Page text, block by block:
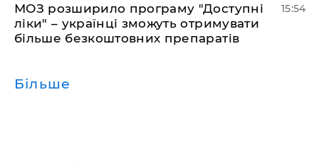
МОЗ розширило програму "Доступні
ліки" – українці зможуть отримувати
більше безкоштовних препаратів
15:54
Більше